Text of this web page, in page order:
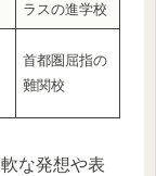
ラスの進学校
首都圏屈指の
難関校
な発想や表